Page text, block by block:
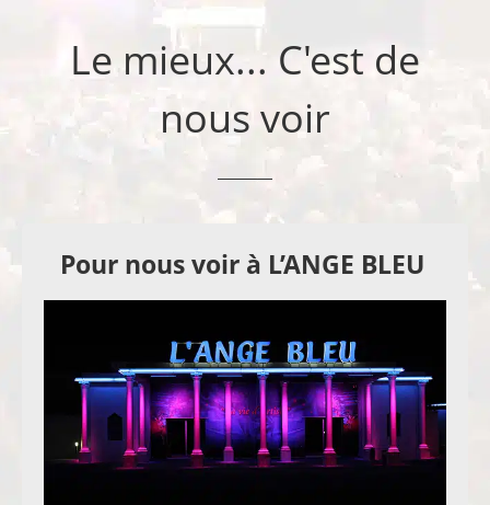
Le mieux... C'est de
nous voir
Pour nous voir à L’ANGE BLEU